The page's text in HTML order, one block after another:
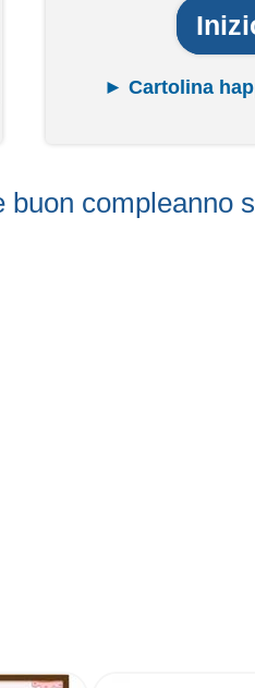
► Cartolina
compleanno